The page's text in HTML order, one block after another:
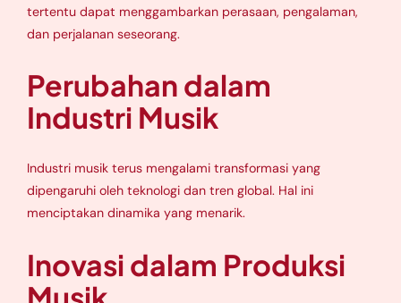
tertentu dapat menggambarkan perasaan, pengalaman,
dan perjalanan seseorang.
Perubahan dalam
Industri Musik
Industri musik terus mengalami transformasi yang
dipengaruhi oleh teknologi dan tren global. Hal ini
menciptakan dinamika yang menarik.
Inovasi dalam Produksi